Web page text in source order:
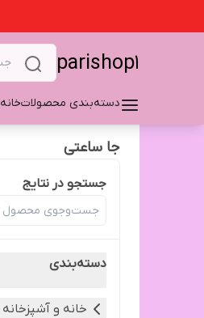
parishop1
دسته‌بندی محصولاتخانه
جا ساعتی
جستجو در نتایج
دسته‌بندی
خانه و آشپزخانه